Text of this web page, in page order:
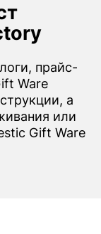
прайс-
Ware
а
или
Gift Ware